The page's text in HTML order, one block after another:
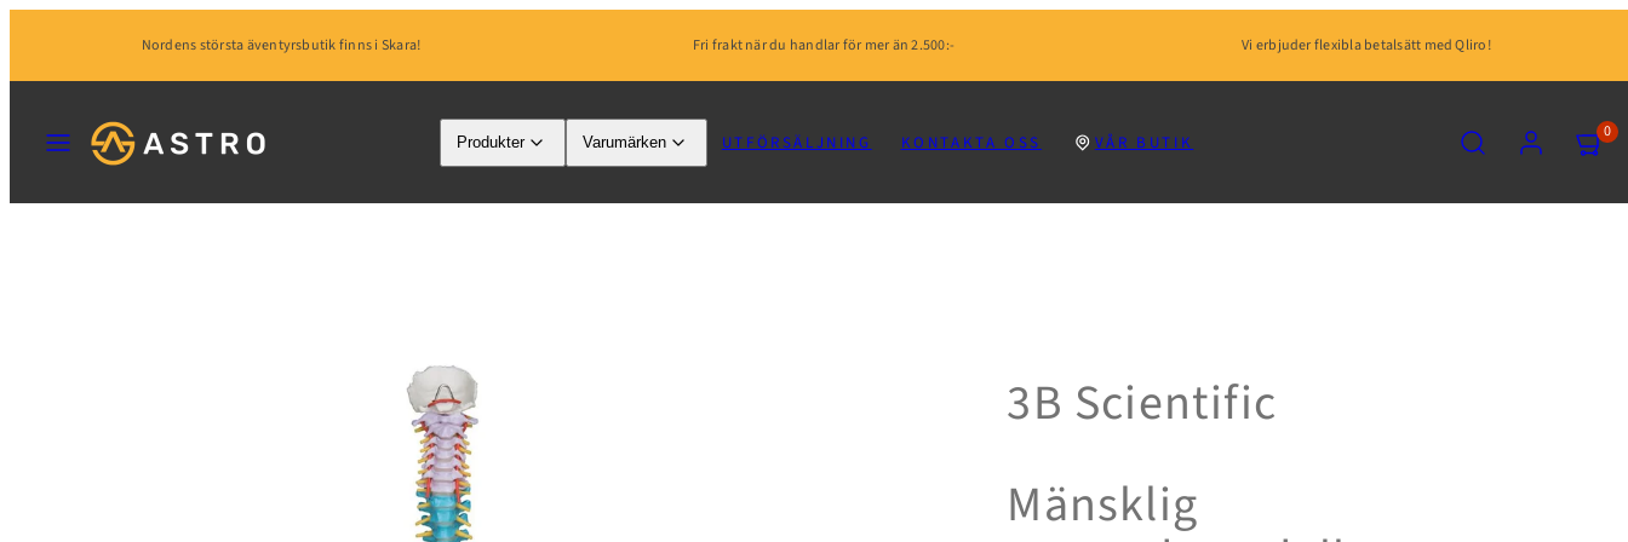
Nordens största äventyrsbutik finns i Skara! Fri frakt när du handlar för mer än 2.500:- Vi erbjuder flexibla betalsätt med Qliro!
Produkter Varumärken UTFÖRSÄLJNING KONTAKTA OSS VÅR BUTIK
VISA
MIN
0
3B Scientific
Mänsklig